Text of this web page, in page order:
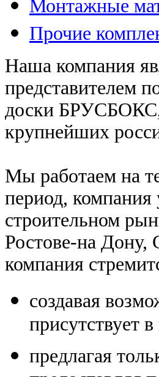
Монтажные
Прочие
Наша компания
представителем
доски БРУСБОКС,
крупнейших
Мы работаем на
период,
строительном
Ростове-на Дону,
компания
создавая
присутствует
предлагая